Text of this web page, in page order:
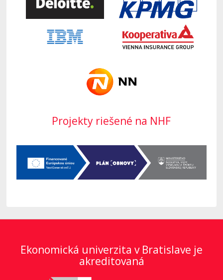
Projekty riešené na NHF
Ekonomická univerzita v Bratislave je
akreditovaná